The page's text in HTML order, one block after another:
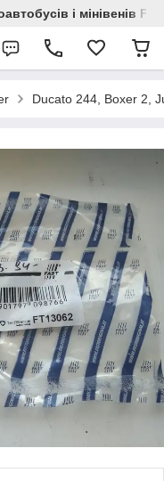
і мінівенів
Ducato 244, Boxer 2,